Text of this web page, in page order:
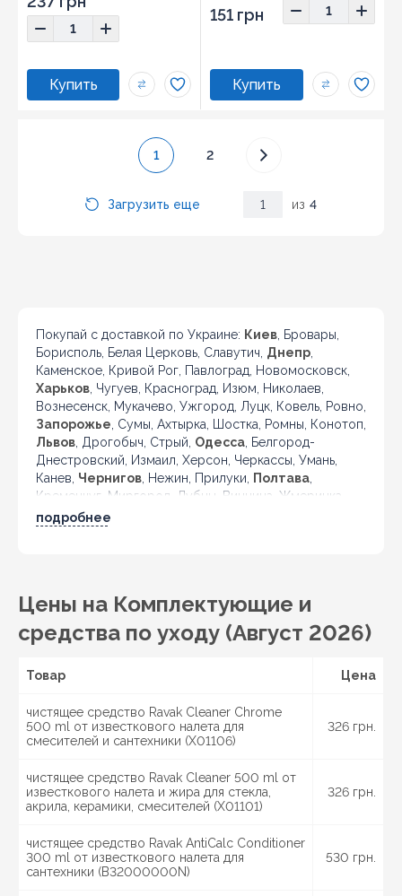
151 грн
Загрузить еще
1 2
1 из 4
Покупай с доставкой по Украине: Киев , Бровары,
Борисполь, Белая Церковь, Славутич, Днепр
Каменское, Кривой Рог, Павлоград, Новомосковск,
Харьков , Чугуев, Красноград, Изюм, Николаев,
Вознесенск, Мукачево, Ужгород, Луцк, Ковель, Ровно,
Запорожье , Сумы, Ахтырка, Шостка, Ромны, Конотоп,
Львов , Дрогобыч, Стрый, Одесса , Белгород-
Днестровский, Измаил, Херсон, Черкассы, Умань,
Канев, Чернигов , Нежин, Прилуки, Полтава
Кременчуг, Миргород, Лубны, Винница, Жмеринка,
Гайсин, Бердичев, Житомир, Новоград-Волынский,
подробнее
Цены на Комплектующие и
средства по уходу (Август 2026)
Товар Цена
чистящее средство Ravak Cleaner Chrome
500 ml от известкового налета для
смесителей и сантехники (X01106)
326 грн.
чистящее средство Ravak Cleaner 500 ml от
известкового налета и жира для стекла,
акрила, керамики, смесителей (X01101)
326 грн.
чистящее средство Ravak AntiCalc Conditioner
300 ml от известкового налета для
сантехники (B32000000N)
530 грн.